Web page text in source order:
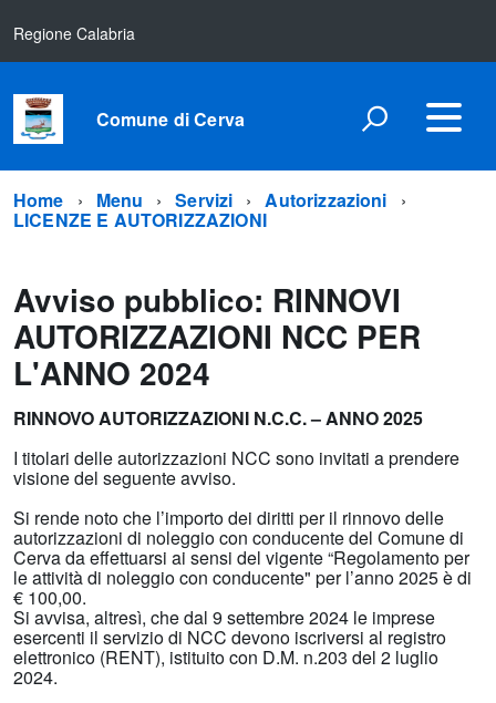
Regione Calabria
Comune di Cerva
Home Menu Servizi Autorizzazioni
LICENZE E AUTORIZZAZIONI
Avviso pubblico: RINNOVI
AUTORIZZAZIONI NCC PER
L'ANNO 2024
RINNOVO AUTORIZZAZIONI N.C.C. – ANNO 2025
I titolari delle autorizzazioni NCC sono invitati a prendere
visione del seguente avviso.
Si rende noto che l’importo dei diritti per il rinnovo delle
autorizzazioni di noleggio con conducente del Comune di
Cerva da effettuarsi ai sensi del vigente “Regolamento per
le attività di noleggio con conducente" per l’anno 2025 è di
€ 100,00.
Si avvisa, altresì, che dal 9 settembre 2024 le imprese
esercenti il servizio di NCC devono iscriversi al registro
elettronico (RENT), istituito con D.M. n.203 del 2 luglio
2024.